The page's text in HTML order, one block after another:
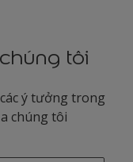
tôi
ý tưởng trong
chúng tôi